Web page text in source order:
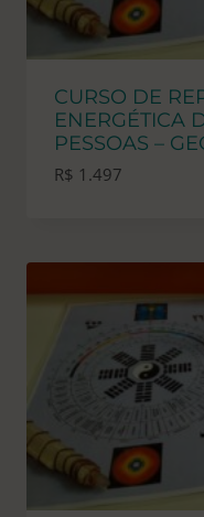
CURSO DE
ENERGÉTICA
PESSOAS –
R$ 1.497